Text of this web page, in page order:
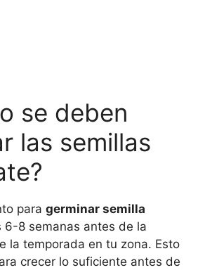
se deben
las semillas
para germinar semilla
6-8 semanas antes de la
la temporada en tu zona. Esto
crecer lo suficiente antes de